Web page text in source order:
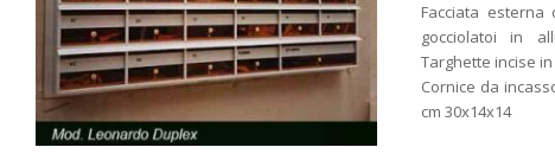
Facciata esterna
gocciolatoi in
Targhette incise in
Cornice da
cm 30x14x14